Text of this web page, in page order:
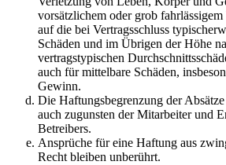
vorsätzlichem oder grob
auf die bei Vertragsschluss
Schäden und im Übrigen der Höhe
vertragstypischen
auch für mittelbare Schäden,
Gewinn.
Die Haftungsbegrenzung der
auch zugunsten der Mitarbeiter und
Betreibers.
Ansprüche für eine Haftung aus
Recht bleiben unberührt.